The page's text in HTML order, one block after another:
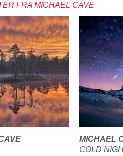
FRA MICHAEL CAVE
MICHAEL
COLD